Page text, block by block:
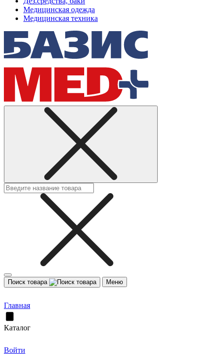
Медицинская одежда
Медицинская техника
Поиск товара Меню
Главная
Каталог
Войти